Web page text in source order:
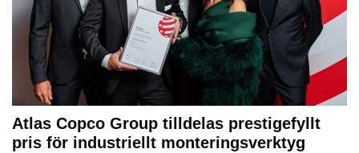
Atlas Copco Group tilldelas prestigefyllt
pris för industriellt monteringsverktyg